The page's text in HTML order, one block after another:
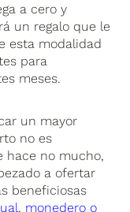
a cero y
un regalo que le
esta modalidad
para
meses.
un mayor
no es
hace no mucho,
a ofertar
beneficiosas
monedero o